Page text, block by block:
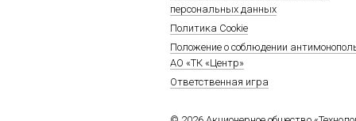
персональных данных
Политика Cookie
Положение о соблюдении
АО «ТК «Центр»
Ответственная игра